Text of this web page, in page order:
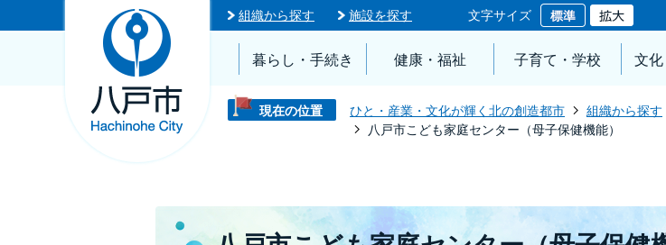
組織から探す 施設を探す 文字サイズ
暮らし・手続き 健康・福祉 子育て・学校 文
現在の位置 ひと・産業・文化が輝く北の創造都市 組織から探す
八戸市こども家庭センター（母子保健機能）